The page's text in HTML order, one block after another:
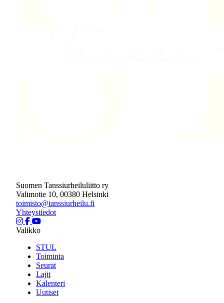
Suomen Tanssiurheiluliitto ry
Valimotie 10, 00380 Helsinki
toimisto@tanssiurheilu.fi
Yhteystiedot
Valikko
STUL
Toiminta
Seurat
Lajit
Kalenteri
Uutiset